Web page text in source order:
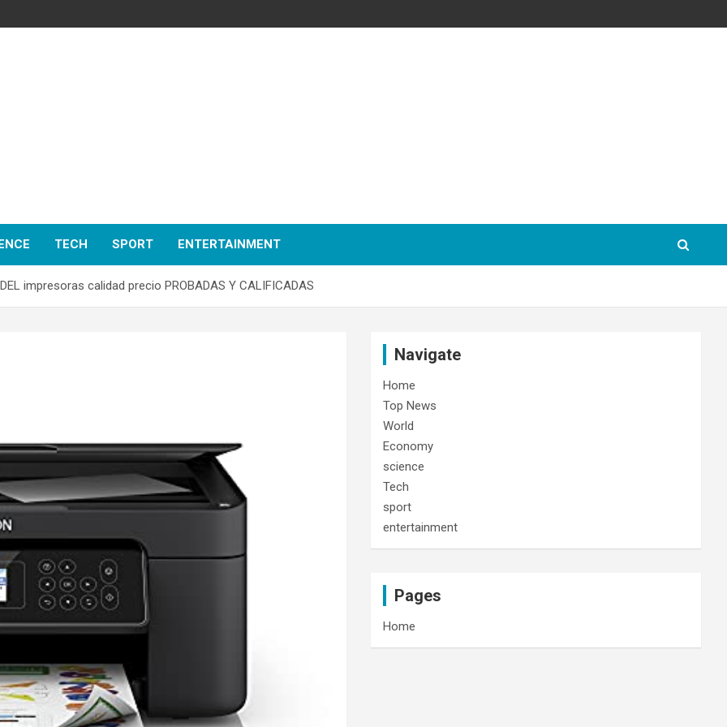
TECH SPORT ENTERTAINMENT
impresoras calidad precio PROBADAS Y CALIFICADAS
Navigate
Home
Top News
World
Economy
science
Tech
sport
entertainment
Pages
Home